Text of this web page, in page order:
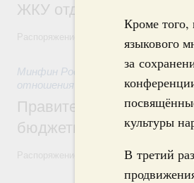
Кроме того,
языкового
за
культуры
В третий
ЖКУ отдельным
Минфин России 31 июля 2026,
отношения
Правительство спишет
бюджетным кредитам
Распоряжение от 29 июля 2026 года